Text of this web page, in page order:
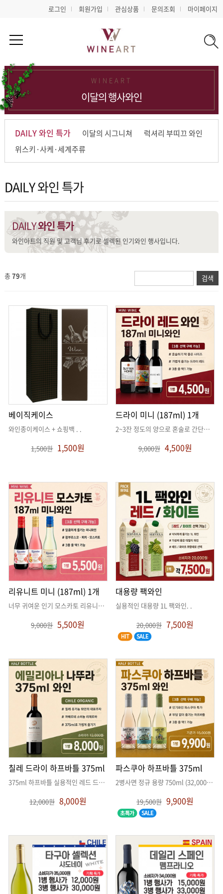
로그인 회원가입 관심상품 문의조회 마이페이지
WINEART
이달의 행사와인
DAILY 와인 특가 이달의 시그니쳐
럭셔리 부띠끄 와인
위스키·사케·세계주류
DAILY 와인 특가
DAILY와인 특가
와인아트의 직원 및 고객님 후기로 셀렉된 인기와인 행사입니다.
총79개
베이직케이스
와인종이케이스 + 쇼핑백 . .
1,500원 1,500원
드라이 미니 (187ml) 1개
2~3잔 정도의 양으로 혼술로 간단히 딱!
9,000원 4,500원
리유니트 미니 (187ml) 1개
너무 귀여운 인기 모스카토 리유니트 미니 와인! . .
9,000원 5,500원
대용량 팩와인
실용적인 대용량 1L 팩와인. .
20,000원 7,500원
칠레 드라이 하프바틀 375ml
375ml 하프바틀 실용적인 레드 드라이 와인 . .
12,000원 8,000원
파스쿠아 하프바틀 375ml
2병사면 정규 용량 750ml (32,000원)과 동일!! 엄청 저렴합니
19,500원 9,900원